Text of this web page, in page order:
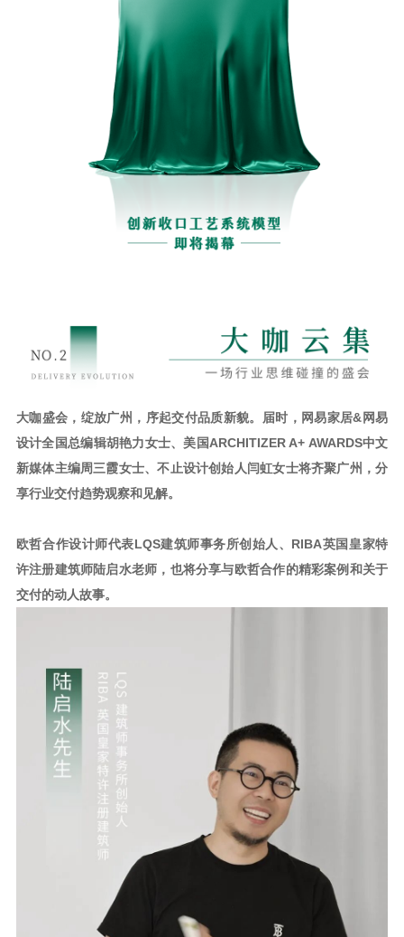
大咖盛会，绽放广州，序起交付品质新貌。届时，网易家居&网易
设计全国总编辑胡艳力女士、美国ARCHITIZER A+ AWARDS中文
新媒体主编周三霞女士、不止设计创始人闫虹女士将齐聚广州，分
享行业交付趋势观察和见解。
欧哲合作设计师代表LQS建筑师事务所创始人、RIBA英国皇家特
许注册建筑师陆启水老师，也将分享与欧哲合作的精彩案例和关于
交付的动人故事。